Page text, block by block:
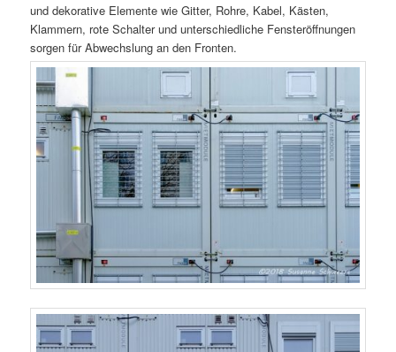
und dekorative Elemente wie Gitter, Rohre, Kabel, Kästen,
Klammern, rote Schalter und unterschiedliche Fensteröffnungen
sorgen für Abwechslung an den Fronten.